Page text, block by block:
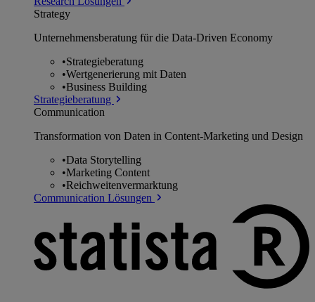
Strategy
Unternehmens­beratung für die Data-Driven Economy
•Strategieberatung
•Wertgenerierung mit Daten
•Business Building
Strategieberatung
Communication
Transformation von Daten in Content-Marketing und Design
•Data Storytelling
•Marketing Content
•Reichweitenvermarktung
Communication Lösungen